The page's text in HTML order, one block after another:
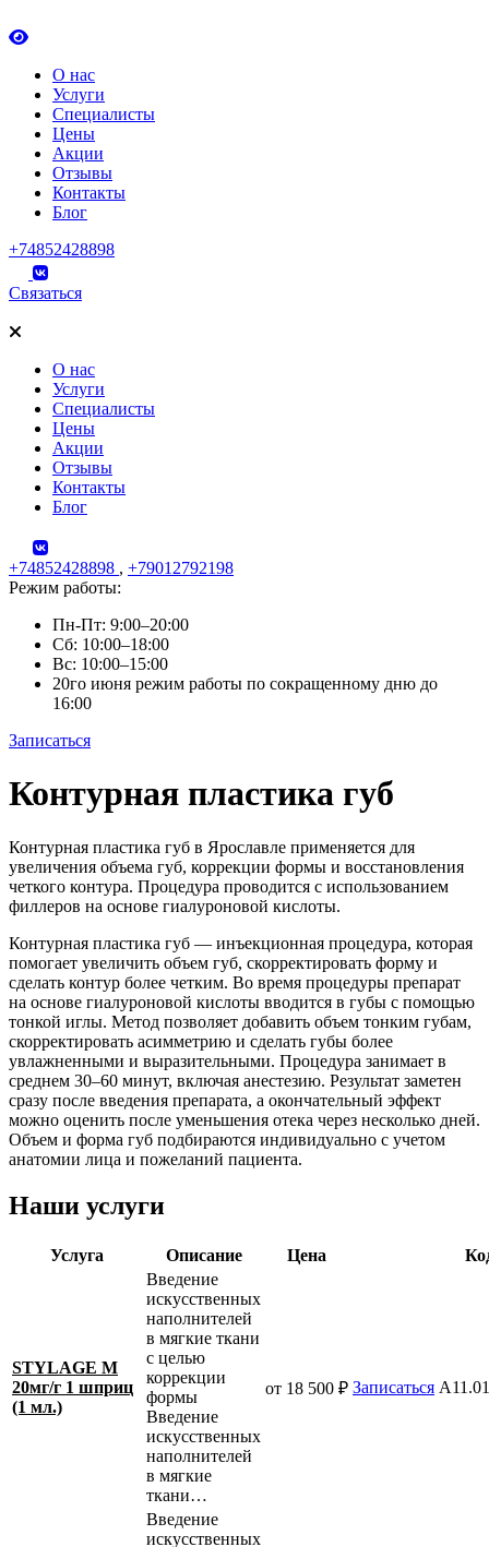
О нас
Услуги
Специалисты
Цены
Акции
Отзывы
Контакты
Блог
+74852428898
Связаться
О нас
Услуги
Специалисты
Цены
Акции
Отзывы
Контакты
Блог
+74852428898 , +79012792198
Режим работы:
Пн-Пт: 9:00–20:00
Сб: 10:00–18:00
Вс: 10:00–15:00
20го июня режим работы по сокращенному дню до
16:00
Записаться
Skip
to
Контурная пластика губ
Контурная пластика губ в Ярославле применяется для
увеличения объема губ, коррекции формы и восстановления
четкого контура. Процедура проводится с использованием
филлеров на основе гиалуроновой кислоты.
Контурная пластика губ — инъекционная процедура, которая
помогает увеличить объем губ, скорректировать форму и
сделать контур более четким. Во время процедуры препарат
на основе гиалуроновой кислоты вводится в губы с помощью
тонкой иглы. Метод позволяет добавить объем тонким губам,
скорректировать асимметрию и сделать губы более
увлажненными и выразительными. Процедура занимает в
среднем 30–60 минут, включая анестезию. Результат заметен
сразу после введения препарата, а окончательный эффект
можно оценить после уменьшения отека через несколько дней.
Объем и форма губ подбираются индивидуально с учетом
анатомии лица и пожеланий пациента.
Наши услуги
Услуга Описание Цена
STYLAGE М
20мг/г 1 шприц
(1 мл.)
Введение
искусственных
наполнителей
в мягкие ткани
с целью
коррекции
формы
Введение
искусственных
наполнителей
в мягкие
ткани…
от 18 500 ₽ Записаться
Введение
искусственных